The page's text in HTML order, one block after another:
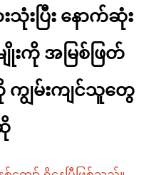
သုံးပြီး နောက်ဆုံး
းကို အမြစ်ဖြတ်
ျွမ်းကျင်သူတွေ